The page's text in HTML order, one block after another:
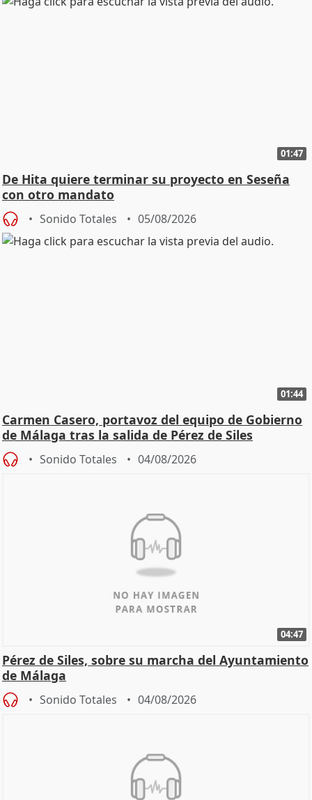
01:47
De Hita quiere terminar su proyecto en Seseña
con otro mandato
Sonido Totales 05/08/2026
01:44
Carmen Casero, portavoz del equipo de Gobierno
de Málaga tras la salida de Pérez de Siles
Sonido Totales 04/08/2026
04:47
Pérez de Siles, sobre su marcha del Ayuntamiento
de Málaga
Sonido Totales 04/08/2026